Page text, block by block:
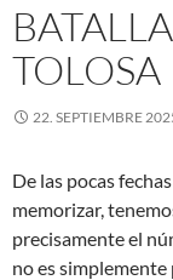
TOLOSA
22. SEPTIEMBRE
De las pocas
memorizar,
precisamente el
no es